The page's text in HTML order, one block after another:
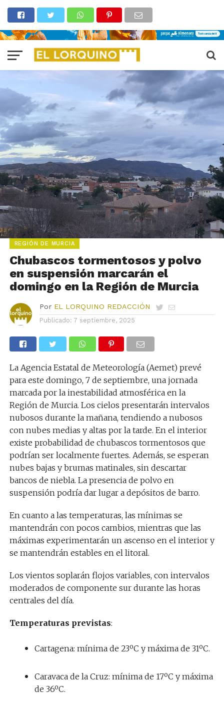
REGIÓN DE MURCIA
Chubascos tormentosos y polvo
en suspensión marcarán el
domingo en la Región de Murcia
Por EL LORQUINO REDACCIÓN
Publicado: 7 septiembre, 2025
La Agencia Estatal de Meteorología (Aemet) prevé
para este domingo, 7 de septiembre, una jornada
marcada por la inestabilidad atmosférica en la
Región de Murcia. Los cielos presentarán intervalos
nubosos durante la mañana, tendiendo a nubosos
con nubes medias y altas por la tarde. En el interior
existe probabilidad de chubascos tormentosos que
podrían ser localmente fuertes. Además, se esperan
nubes bajas y brumas matinales, sin descartar
bancos de niebla. La presencia de polvo en
suspensión podría dar lugar a depósitos de barro.
En cuanto a las temperaturas, las mínimas se
mantendrán con pocos cambios, mientras que las
máximas experimentarán un ascenso en el interior y
se mantendrán estables en el litoral.
Los vientos soplarán flojos variables, con intervalos
moderados de componente sur durante las horas
centrales del día.
Temperaturas previstas:
Cartagena: mínima de 23ºC y máxima de 31ºC.
Caravaca de la Cruz: mínima de 17ºC y máxima
de 36ºC.